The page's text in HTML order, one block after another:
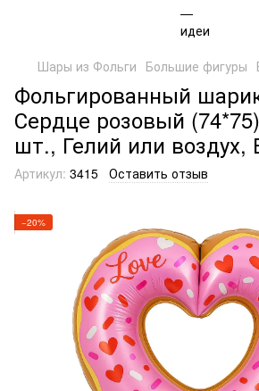
Шары из Фольги Большие фигуры
Фольгированный
Сердце розовый
шт., Гелий или воздух,
Артикул: 3415 Оставить отзыв
−20%